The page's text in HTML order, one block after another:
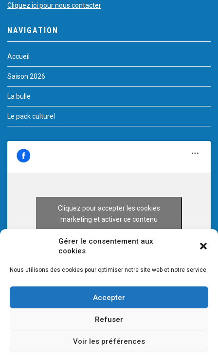
Gérer le consentement aux
cookies
Nous utilisons des cookies pour optimiser notre site web et notre service.
Accepter
Refuser
Voir les préférences
Cliquez ici pour nous contacter
NAVIGATION
Accueil
Saison 2026
La bulle
Le pack culturel
Cliquez pour accepter les cookies
marketing et activer ce contenu
© 2026 CULTURE 70 -Mentions légales-